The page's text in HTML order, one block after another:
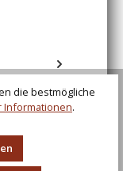
die bestmögliche
Informationen.